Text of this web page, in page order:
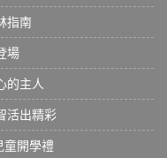
指南
場
的主人
活出精彩
童開學禮